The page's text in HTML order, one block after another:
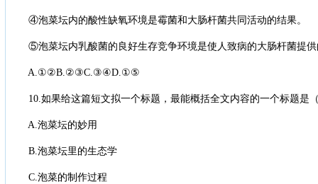
④泡菜坛内的酸性缺氧环境是霉菌和大肠杆菌共同活动的结果。
⑤泡菜坛内乳酸菌的良好生存竞争环境是使人致病的大肠杆菌提供
A.①②B.②③C.③④D.①⑤
10.如果给这篇短文拟一个标题，最能概括全文内容的一个标题是
A.泡菜坛的妙用
B.泡菜坛里的生态学
C.泡菜的制作过程